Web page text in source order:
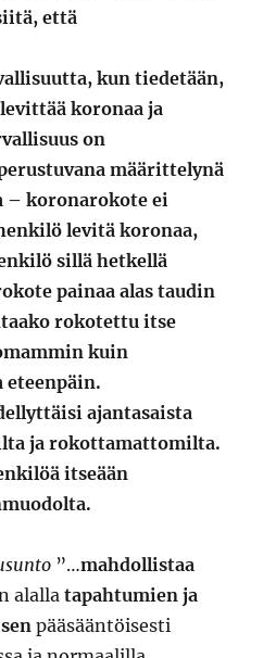
että
kun tiedetään,
koronaa ja
on
määrittelynä
– koronarokote ei
levitä koronaa,
sillä hetkellä
painaa alas taudin
rokotettu itse
kuin
ajantasaista
ja rokottamattomilta.
itseään
”…mahdollistaa
alallatapahtumien ja
pääsääntöisesti